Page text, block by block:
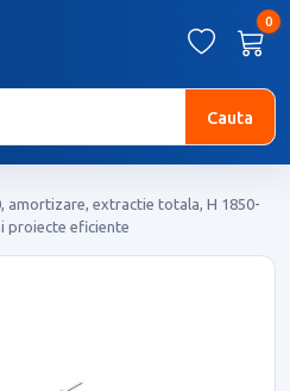
0
Cauta
amortizare, extractie totala, H 1850-
proiecte eficiente